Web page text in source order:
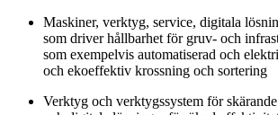
Maskiner, verktyg, service, digitala
som driver hållbarhet för gruv- och
som exempelvis automatiserad och
och ekoeffektiv krossning och sortering
Verktyg och verktygssystem för